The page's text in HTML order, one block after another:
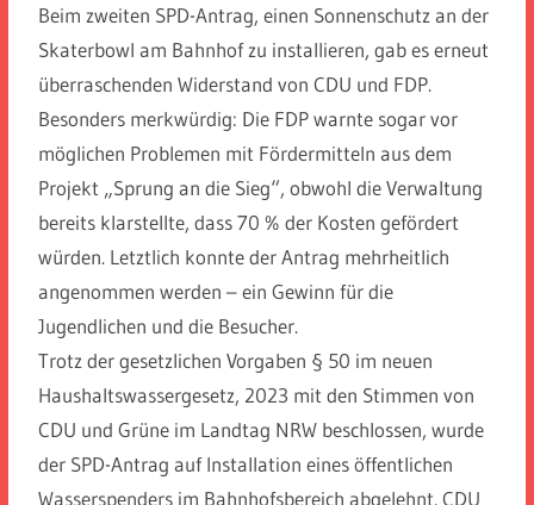
Beim zweiten SPD-Antrag, einen Sonnenschutz an der
Skaterbowl am Bahnhof zu installieren, gab es erneut
überraschenden Widerstand von CDU und FDP.
Besonders merkwürdig: Die FDP warnte sogar vor
möglichen Problemen mit Fördermitteln aus dem
Projekt „Sprung an die Sieg“, obwohl die Verwaltung
bereits klarstellte, dass 70 % der Kosten gefördert
würden. Letztlich konnte der Antrag mehrheitlich
angenommen werden – ein Gewinn für die
Jugendlichen und die Besucher.
Trotz der gesetzlichen Vorgaben § 50 im neuen
Haushaltswassergesetz, 2023 mit den Stimmen von
CDU und Grüne im Landtag NRW beschlossen, wurde
der SPD-Antrag auf Installation eines öffentlichen
Wasserspenders im Bahnhofsbereich abgelehnt. CDU